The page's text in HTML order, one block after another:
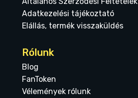
Adatkezelési tájékoztató
Elállás, termék visszaküldés
Rólunk
Blog
FanToken
Vélemények rólunk